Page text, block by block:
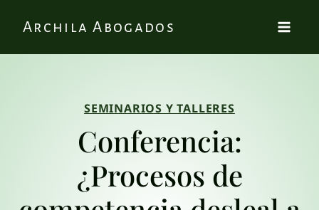
Archila Abogados
SEMINARIOS Y TALLERES
Conferencia:
¿Procesos de